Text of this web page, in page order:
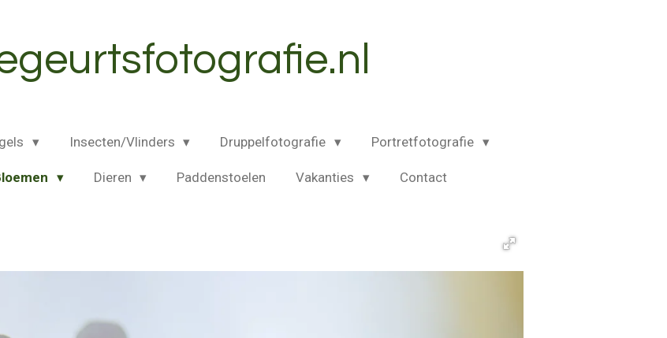
Insecten/Vlinders Druppelfotografie Portretfotografie
Dieren Paddenstoelen Vakanties Contact